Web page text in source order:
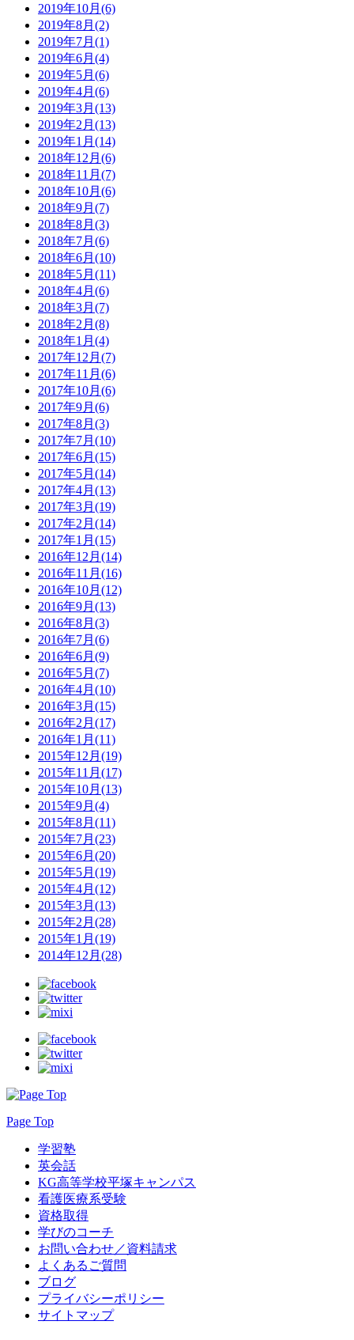
2019年10月(6)
2019年8月(2)
2019年7月(1)
2019年6月(4)
2019年5月(6)
2019年4月(6)
2019年3月(13)
2019年2月(13)
2019年1月(14)
2018年12月(6)
2018年11月(7)
2018年10月(6)
2018年9月(7)
2018年8月(3)
2018年7月(6)
2018年6月(10)
2018年5月(11)
2018年4月(6)
2018年3月(7)
2018年2月(8)
2018年1月(4)
2017年12月(7)
2017年11月(6)
2017年10月(6)
2017年9月(6)
2017年8月(3)
2017年7月(10)
2017年6月(15)
2017年5月(14)
2017年4月(13)
2017年3月(19)
2017年2月(14)
2017年1月(15)
2016年12月(14)
2016年11月(16)
2016年10月(12)
2016年9月(13)
2016年8月(3)
2016年7月(6)
2016年6月(9)
2016年5月(7)
2016年4月(10)
2016年3月(15)
2016年2月(17)
2016年1月(11)
2015年12月(19)
2015年11月(17)
2015年10月(13)
2015年9月(4)
2015年8月(11)
2015年7月(23)
2015年6月(20)
2015年5月(19)
2015年4月(12)
2015年3月(13)
2015年2月(28)
2015年1月(19)
2014年12月(28)
Page Top
学習塾
英会話
KG高等学校平塚キャンパス
看護医療系受験
資格取得
学びのコーチ
お問い合わせ／資料請求
よくあるご質問
ブログ
プライバシーポリシー
サイトマップ